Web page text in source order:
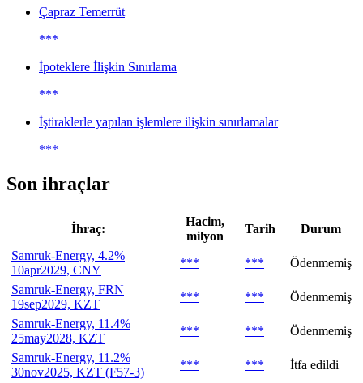
Çapraz Temerrüt
***
İpoteklere İlişkin Sınırlama
***
İştiraklerle yapılan işlemlere ilişkin sınırlamalar
***
Son ihraçlar
İhraç:
Hacim,
milyon
Tarih
Durum
Samruk-Energy, 4.2%
10apr2029, CNY
*** ***
Ödenmemiş
Samruk-Energy, FRN
19sep2029, KZT
*** ***
Ödenmemiş
Samruk-Energy, 11.4%
25may2028, KZT
*** ***
Ödenmemiş
Samruk-Energy, 11.2%
30nov2025, KZT (F57-3)
*** ***
İtfa edildi